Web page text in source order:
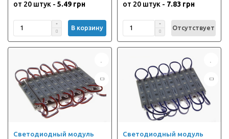
от 20 штук - 5.49 грн
В корзину
от 20 штук - 7.83 грн
Отсутствует
Светодиодный модуль
Светодиодный модуль